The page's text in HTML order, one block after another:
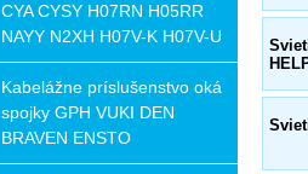
CYA CYSY H07RN H05RR
NAYY N2XH H07V-K H07V-U
Kabelážne príslušenstvo oká
spojky GPH VUKI DEN
BRAVEN ENSTO